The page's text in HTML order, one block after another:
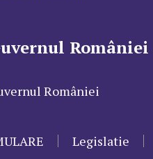
României
României
Legislatie